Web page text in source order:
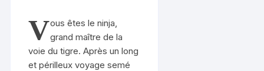
Vous êtes le ninja,
grand maître de la
voie du tigre. Après un long
et périlleux voyage semé